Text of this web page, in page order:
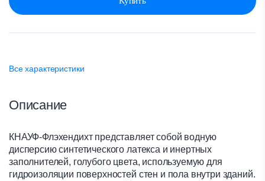
Все характеристики
Описание
КНАУФ-Флэхендихт представляет собой водную
дисперсию синтетического латекса и инертных
заполнителей, голубого цвета, используемую для
гидроизоляции поверхностей стен и пола внутри зданий.